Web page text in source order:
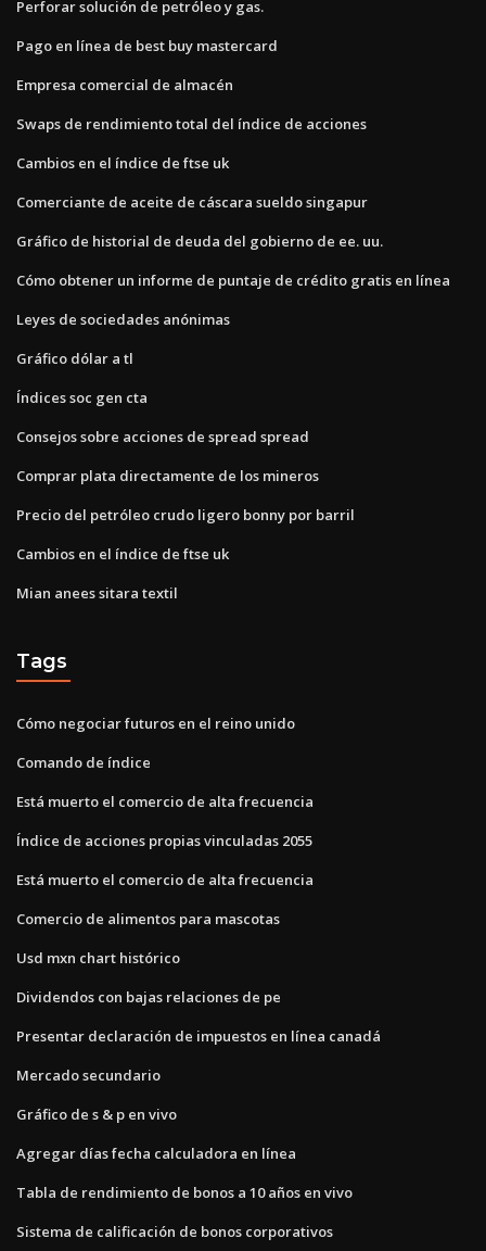
Perforar solución de petróleo y gas.
Pago en línea de best buy mastercard
Empresa comercial de almacén
Swaps de rendimiento total del índice de acciones
Cambios en el índice de ftse uk
Comerciante de aceite de cáscara sueldo singapur
Gráfico de historial de deuda del gobierno de ee. uu.
Cómo obtener un informe de puntaje de crédito gratis en línea
Leyes de sociedades anónimas
Gráfico dólar a tl
Índices soc gen cta
Consejos sobre acciones de spread spread
Comprar plata directamente de los mineros
Precio del petróleo crudo ligero bonny por barril
Cambios en el índice de ftse uk
Mian anees sitara textil
Tags
Cómo negociar futuros en el reino unido
Comando de índice
Está muerto el comercio de alta frecuencia
Índice de acciones propias vinculadas 2055
Está muerto el comercio de alta frecuencia
Comercio de alimentos para mascotas
Usd mxn chart histórico
Dividendos con bajas relaciones de pe
Presentar declaración de impuestos en línea canadá
Mercado secundario
Gráfico de s & p en vivo
Agregar días fecha calculadora en línea
Tabla de rendimiento de bonos a 10 años en vivo
Sistema de calificación de bonos corporativos